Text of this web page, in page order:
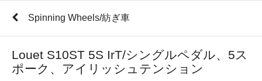
Spinning Wheels/紡ぎ車
Louet S10ST 5S IrT/シングルペダル、5ス
ポーク、アイリッシュテンション